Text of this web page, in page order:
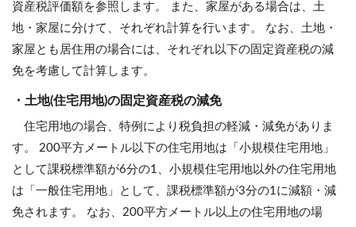
資産税評価額を参照します。 また、家屋がある場合は、土
地・家屋に分けて、それぞれ計算を行います。 なお、土地・
家屋とも居住用の場合には、それぞれ以下の固定資産税の減
免を考慮して計算します。
・土地(住宅用地)の固定資産税の減免
住宅用地の場合、特例により税負担の軽減・減免がありま
す。 200平方メートル以下の住宅用地は「小規模住宅用地」
として課税標準額が6分の1、小規模住宅用地以外の住宅用地
は「一般住宅用地」として、課税標準額が3分の1に減額・減
免されます。 なお、200平方メートル以上の住宅用地の場